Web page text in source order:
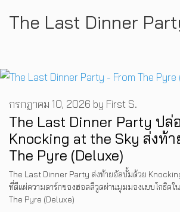
The Last Dinner
The Last Dinner Party ปล่
Knocking at the Sky ส่งท้
The Pyre (Deluxe)
กรกฎาคม 10, 2026 by First S.
The Last Dinner Party ส่งท้ายอัลบั้มด้วย
ที่ตีแผ่ความดาร์กของฮอลลีวูดผ่านมุมมองแบบโกธิคใน
The Pyre (Deluxe)